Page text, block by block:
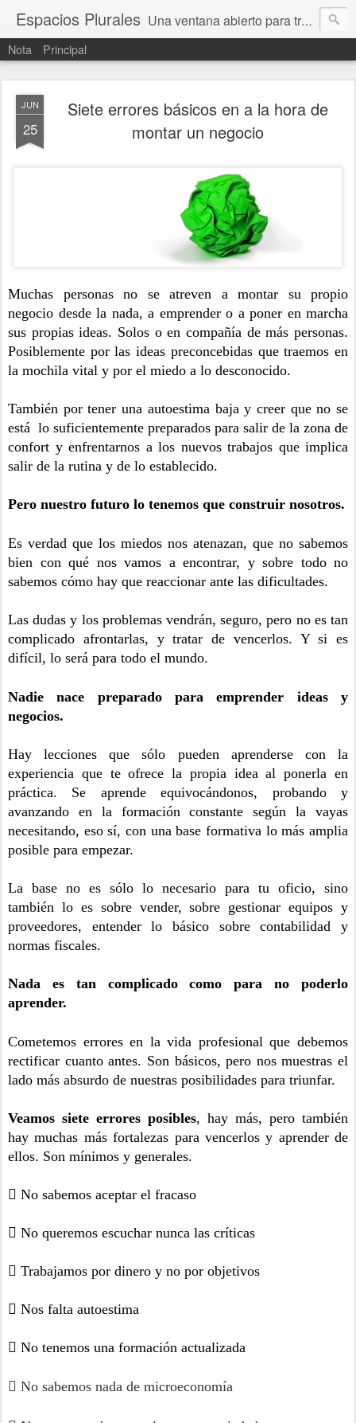
Espacios Plurales Una ventana abierto para tratar problemas que nos afectan a todxs. Temas sociales, educación, cultura, economía, política, derechos, calidad de vida. Estamos gobernados, pero queremos una calidad mayor en la política.
Nota Principal
JUN
25
Siete errores básicos en a la hora de
montar un negocio
Muchas personas no se atreven a montar su propio
negocio desde la nada, a emprender o a poner en marcha
sus propias ideas. Solos o en compañía de más personas.
Posiblemente por las ideas preconcebidas que traemos en
la mochila vital y por el miedo a lo desconocido.
También por tener una autoestima baja y creer que no se
está  lo suficientemente preparados para salir de la zona de
confort y enfrentarnos a los nuevos trabajos que implica
salir de la rutina y de lo establecido.
Pero nuestro futuro lo tenemos que construir nosotros.
Es verdad que los miedos nos atenazan, que no sabemos
bien con qué nos vamos a encontrar, y sobre todo no
sabemos cómo hay que reaccionar ante las dificultades.
Las dudas y los problemas vendrán, seguro, pero no es tan
complicado afrontarlas, y tratar de vencerlos. Y si es
difícil, lo será para todo el mundo.
Nadie nace preparado para emprender ideas y
negocios.
Hay lecciones que sólo pueden aprenderse con la
experiencia que te ofrece la propia idea al ponerla en
práctica. Se aprende equivocándonos, probando y
avanzando en la formación constante según la vayas
necesitando, eso sí, con una base formativa lo más amplia
posible para empezar.
La base no es sólo lo necesario para tu oficio, sino
también lo es sobre vender, sobre gestionar equipos y
proveedores, entender lo básico sobre contabilidad y
normas fiscales.
Nada es tan complicado como para no poderlo
aprender.
Cometemos errores en la vida profesional que debemos
rectificar cuanto antes. Son básicos, pero nos muestras el
lado más absurdo de nuestras posibilidades para triunfar.
Veamos siete errores posibles, hay más, pero también
hay muchas más fortalezas para vencerlos y aprender de
ellos. Son mínimos y generales.
 No sabemos aceptar el fracaso
 No queremos escuchar nunca las críticas
 Trabajamos por dinero y no por objetivos
 Nos falta autoestima
 No tenemos una formación actualizada
 No sabemos nada de microeconomía